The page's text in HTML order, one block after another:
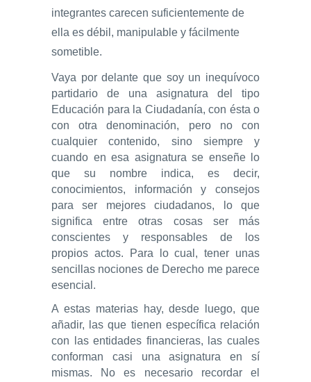
integrantes carecen suficientemente de
ella es débil, manipulable y fácilmente
sometible.
Vaya por delante que soy un inequívoco
partidario de una asignatura del tipo
Educación para la Ciudadanía, con ésta o
con otra denominación, pero no con
cualquier contenido, sino siempre y
cuando en esa asignatura se enseñe lo
que su nombre indica, es decir,
conocimientos, información y consejos
para ser mejores ciudadanos, lo que
significa entre otras cosas ser más
conscientes y responsables de los
propios actos. Para lo cual, tener unas
sencillas nociones de Derecho me parece
esencial.
A estas materias hay, desde luego, que
añadir, las que tienen específica relación
con las entidades financieras, las cuales
conforman casi una asignatura en sí
mismas. No es necesario recordar el